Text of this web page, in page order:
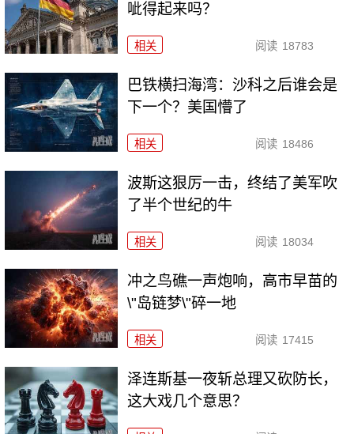
呲得起来吗？
相关 阅读 18783
巴铁横扫海湾：沙科之后谁会是
下一个？美国懵了
相关 阅读 18486
波斯这狠厉一击，终结了美军吹
了半个世纪的牛
相关 阅读 18034
冲之鸟礁一声炮响，高市早苗的
\"岛链梦\"碎一地
相关 阅读 17415
泽连斯基一夜斩总理又砍防长，
这大戏几个意思？